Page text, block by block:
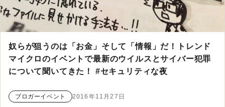
奴らが狙うのは「お金」そして「情報」だ！トレンド
マイクロのイベントで最新のウイルスとサイバー犯罪
について聞いてきた！ #セキュリティな夜
ブロガーイベント 2016年11月27日